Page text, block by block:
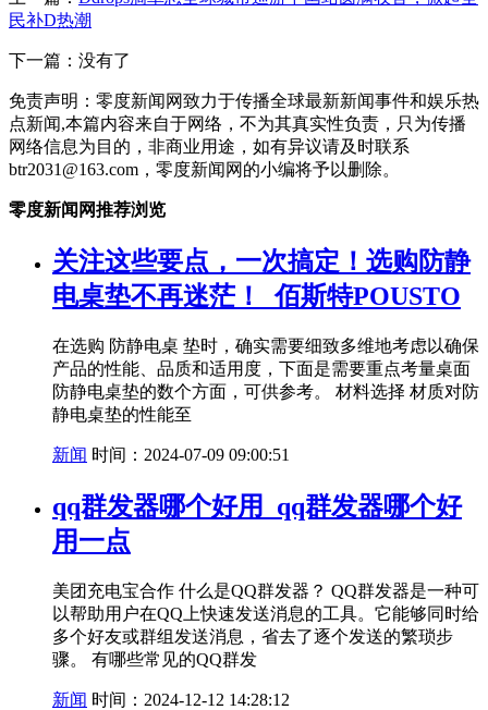
民补D热潮
下一篇：没有了
免责声明：零度新闻网致力于传播全球最新新闻事件和娱乐热
点新闻,本篇内容来自于网络，不为其真实性负责，只为传播
网络信息为目的，非商业用途，如有异议请及时联系
btr2031@163.com，零度新闻网的小编将予以删除。
零度新闻网推荐浏览
关注这些要点，一次搞定！选购防静
电桌垫不再迷茫！_佰斯特POUSTO
在选购 防静电桌 垫时，确实需要细致多维地考虑以确保
产品的性能、品质和适用度，下面是需要重点考量桌面
防静电桌垫的数个方面，可供参考。 材料选择 材质对防
静电桌垫的性能至
新闻 时间：2024-07-09 09:00:51
qq群发器哪个好用_qq群发器哪个好
用一点
美团充电宝合作 什么是QQ群发器？ QQ群发器是一种可
以帮助用户在QQ上快速发送消息的工具。它能够同时给
多个好友或群组发送消息，省去了逐个发送的繁琐步
骤。 有哪些常见的QQ群发
新闻 时间：2024-12-12 14:28:12